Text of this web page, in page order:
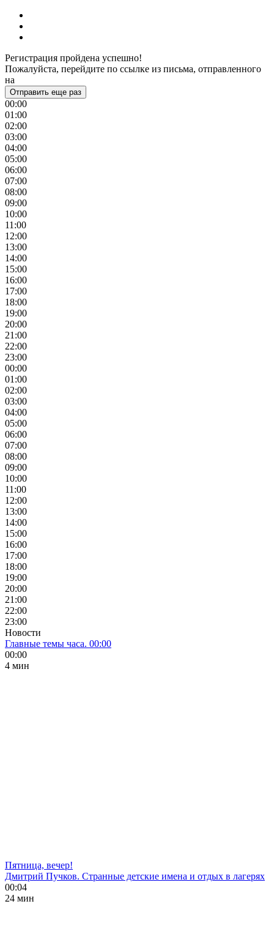
Регистрация пройдена успешно!
Пожалуйста, перейдите по ссылке из письма, отправленного
на
Отправить еще раз
00:00
01:00
02:00
03:00
04:00
05:00
06:00
07:00
08:00
09:00
10:00
11:00
12:00
13:00
14:00
15:00
16:00
17:00
18:00
19:00
20:00
21:00
22:00
23:00
00:00
01:00
02:00
03:00
04:00
05:00
06:00
07:00
08:00
09:00
10:00
11:00
12:00
13:00
14:00
15:00
16:00
17:00
18:00
19:00
20:00
21:00
22:00
23:00
Новости
Главные темы часа. 00:00
00:00
4 мин
Пятница, вечер!
Дмитрий Пучков. Странные детские имена и отдых в лагерях
00:04
24 мин